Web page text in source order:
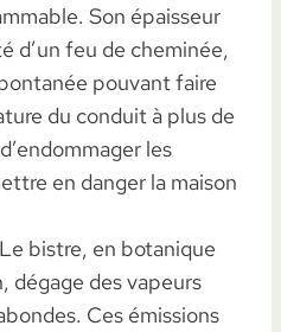
Son épaisseur
d’un feu de cheminée,
pouvant faire
du conduit à plus de
les
en danger la maison
Le bistre, en botanique
dégage des vapeurs
Ces émissions